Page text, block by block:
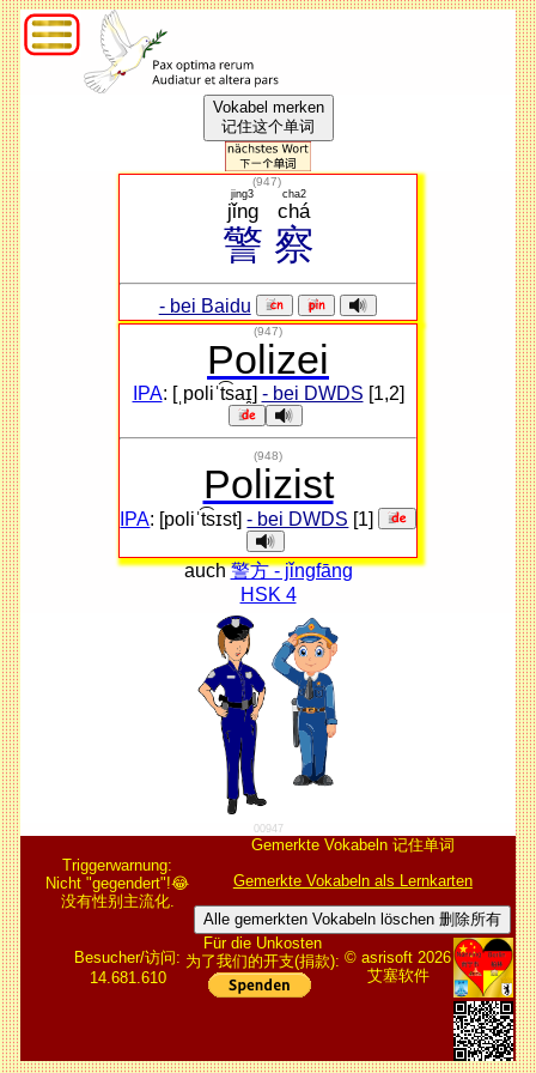
Vokabel merken
记住这个单词
(947)
警
jǐng
jing3
察
chá
cha2
- bei Baidu
(947)
Polizei
IPA: [ˌpoliˈt͡saɪ̯] - bei DWDS [1,2]
(948)
Polizist
IPA: [poliˈt͡sɪst] - bei DWDS [1]
auch警方 - jǐngfāng
HSK 4
00947
Triggerwarnung:
Nicht "gegendert"!😂
没有性别主流化.
Gemerkte Vokabeln 记住单词
Gemerkte Vokabeln als Lernkarten
Alle gemerkten Vokabeln löschen 删除所有
Besucher/访问:
14.681.610
Für die Unkosten
为了我们的开支(捐款): © asrisoft 2026
艾塞软件